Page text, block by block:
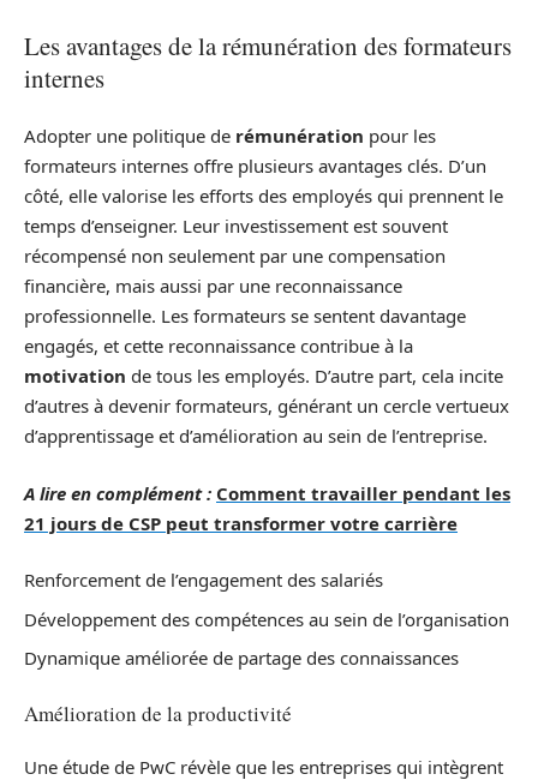
Les avantages de la rémunération des formateurs
internes
Adopter une politique de rémunération pour les
formateurs internes offre plusieurs avantages clés. D’un
côté, elle valorise les efforts des employés qui prennent le
temps d’enseigner. Leur investissement est souvent
récompensé non seulement par une compensation
financière, mais aussi par une reconnaissance
professionnelle. Les formateurs se sentent davantage
engagés, et cette reconnaissance contribue à la
motivation de tous les employés. D’autre part, cela incite
d’autres à devenir formateurs, générant un cercle vertueux
d’apprentissage et d’amélioration au sein de l’entreprise.
A lire en complément : Comment travailler pendant les
21 jours de CSP peut transformer votre carrière
Renforcement de l’engagement des salariés
Développement des compétences au sein de l’organisation
Dynamique améliorée de partage des connaissances
Amélioration de la productivité
Une étude de PwC révèle que les entreprises qui intègrent